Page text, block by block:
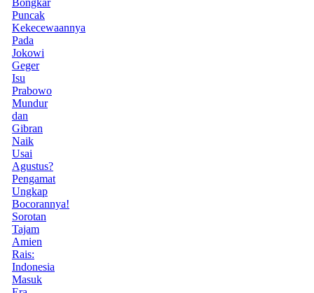
Puncak
Kekecewaannya
Pada
Jokowi
Geger
Isu
Prabowo
Mundur
dan
Gibran
Naik
Usai
Agustus?
Pengamat
Ungkap
Bocorannya!
Sorotan
Tajam
Amien
Rais:
Indonesia
Masuk